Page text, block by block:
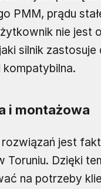
PMM, prądu
nie jest
silnik
kompatybilna.
i montażowa
jest
Toruniu. Dzięki
na potrzeby